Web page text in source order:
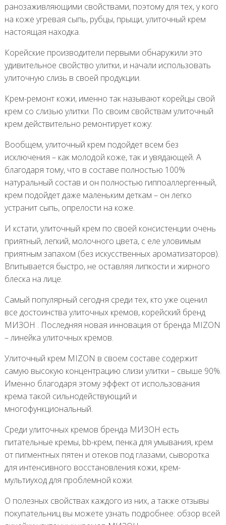
ранозаживляющими свойствами, поэтому для тех, у кого
на коже угревая сыпь, рубцы, прыщи, улиточный крем
настоящая находка.
Корейские производители первыми обнаружили это
удивительное свойство улитки, и начали использовать
улиточную слизь в своей продукции.
Крем-ремонт кожи, именно так называют корейцы свой
крем со слизью улитки. По своим свойствам улиточный
крем действительно ремонтирует кожу:
Вообщем, улиточный крем подойдет всем без
исключения – как молодой коже, так и увядающей. А
благодаря тому, что в составе полностью 100%
натуральный состав и он полностью гиппоаллергенный,
крем подойдет даже маленьким деткам – он легко
устранит сыпь, опрелости на коже.
И кстати, улиточный крем по своей консистенции очень
приятный, легкий, молочного цвета, с еле уловимым
приятным запахом (без искусственных ароматизаторов).
Впитывается быстро, не оставляя липкости и жирного
блеска на лице.
Самый популярный сегодня среди тех, кто уже оценил
все достоинства улиточных кремов, корейский бренд
МИЗОН . Последняя новая инновация от бренда MIZON
– линейка улиточных кремов.
Улиточный крем MIZON в своем составе содержит
самую высокую концентрацию слизи улитки – свыше 90%.
Именно благодаря этому эффект от использования
крема такой сильнодействующий и
многофункциональный.
Среди улиточных кремов бренда МИЗОН есть
питательные кремы, bb-крем, пенка для умывания, крем
от пигментных пятен и отеков под глазами, сыворотка
для интенсивного восстановления кожи, крем-
мультиуход для проблемной кожи.
О полезных свойствах каждого из них, а также отзывы
покупательниц вы можете узнать подробнее: обзор всей